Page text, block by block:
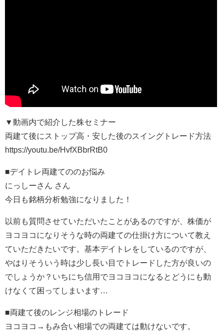
▼動画内で紹介した株セミナー
両建て後にストップ高・安した後のスイングトレード方法
https://youtu.be/HvfXBbrRtB0
■デイトレ両建てののお悩み
にっしーさん さん
今日も銘柄分析勉強になりました！
以前も質問させていただいたことがあるのですが、株価が
ヨコヨコになりそうな時の両建ての仕掛け方について教え
ていただきたいです。基本デイトレをしているのですが、
やはりそういう時は少し長い目でトレードした方が良いの
でしょうか？いちにち信用でヨコヨコになるとどうにも動
けなくて困ってしまいます…
■両建て後のレンジ相場のトレード
ヨコヨコ→もみ合い相場での両建ては動けないです。